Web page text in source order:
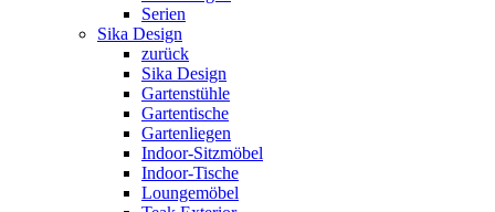
Serien
Sika Design
zurück
Sika Design
Gartenstühle
Gartentische
Gartenliegen
Indoor-Sitzmöbel
Indoor-Tische
Loungemöbel